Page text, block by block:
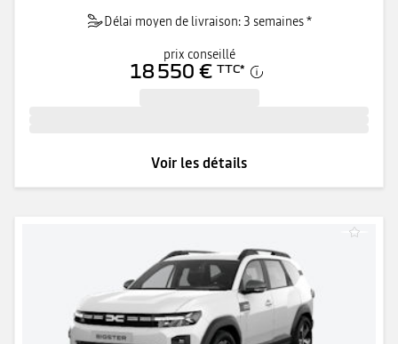
Délai moyen de livraison: 3 semaines *
prix conseillé
18 550 € TTC*
Voir les détails